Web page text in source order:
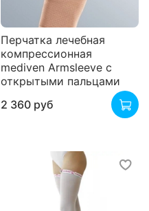
Перчатка лечебная
компрессионная
mediven Armsleeve с
открытыми пальцами
2 360 руб